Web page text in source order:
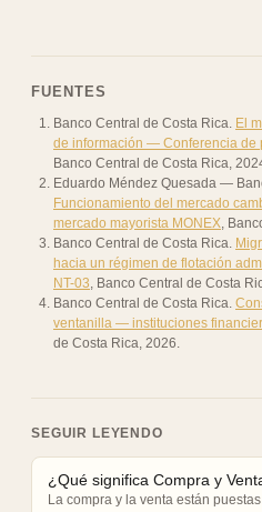
FUENTES
Banco Central de Costa Rica. El
de información — Conferencia de
Banco Central de Costa Rica,
Eduardo Méndez Quesada —
Funcionamiento del mercado
mercado mayorista MONEX,
Banco Central de Costa Rica.
hacia un régimen de flotación
NT-03, Banco Central de Costa
Banco Central de Costa Rica.
ventanilla — instituciones
de Costa Rica, 2026.
SEGUIR LEYENDO
¿Qué significa Compra y
La compra y la venta están